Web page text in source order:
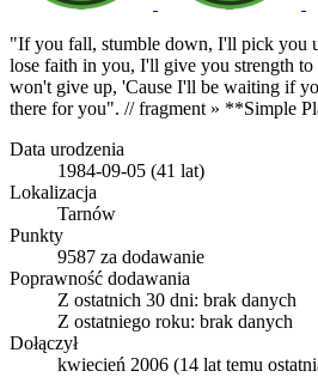
"If you fall, stumble down, I'll pick you
lose faith in you, I'll give you strength
won't give up, 'Cause I'll be waiting if
there for you". // fragment » **Simple
Data urodzenia
1984-09-05 (41 lat)
Lokalizacja
Tarnów
Punkty
9587 za dodawanie
Poprawność dodawania
Z ostatnich 30 dni: brak danych
Z ostatniego roku: brak danych
Dołączył
kwiecień 2006 (14 lat temu